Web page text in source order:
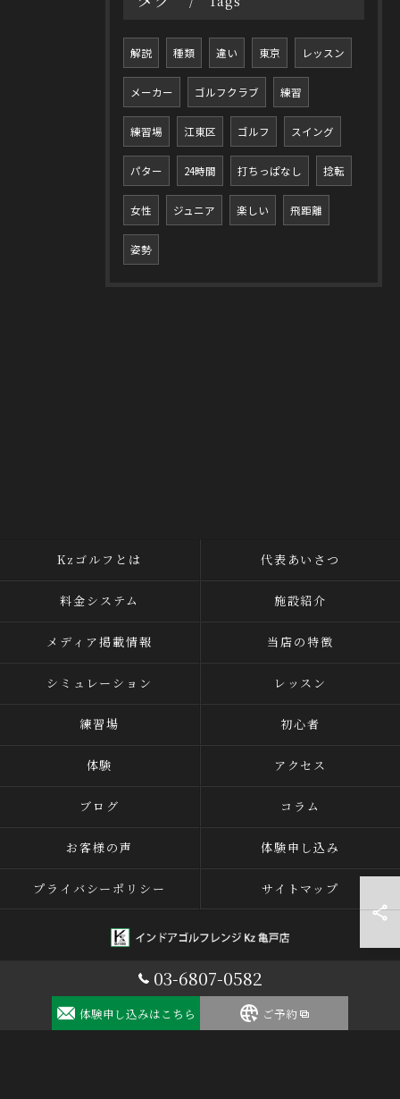
解説 種類 違い 東京 レッスン
メーカー ゴルフクラブ 練習
練習場 江東区 ゴルフ スイング
パター 24時間 打ちっぱなし 捻転
女性 ジュニア 楽しい 飛距離
姿勢
03-6807-0582
体験申し込みはこちら ご予約
Kzゴルフとは 代表あいさつ
料金システム 施設紹介
メディア掲載情報 当店の特徴
シミュレーション レッスン
練習場 初心者
体験 アクセス
ブログ コラム
お客様の声 体験申し込み
プライバシーポリシー サイトマップ
© 2026 東京都江東区のゴルフならインドアゴルフレンジ Kz 亀戸店 ALL
RIGHTS RESERVED.